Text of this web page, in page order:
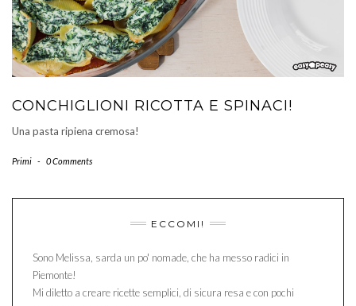
CONCHIGLIONI RICOTTA E SPINACI!
Una pasta ripiena cremosa!
Primi - 0 Comments
ECCOMI!
Sono Melissa, sarda un po' nomade, che ha messo radici in
Piemonte!
Mi diletto a creare ricette semplici, di sicura resa e con pochi